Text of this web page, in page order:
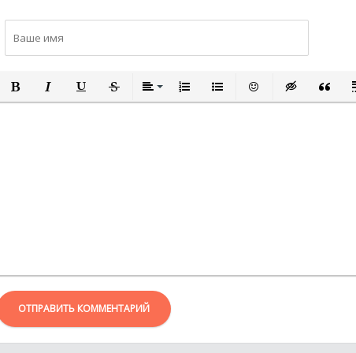
ПОЛУЖИРНЫЙ
КУРСИВПОДЧЕРКНУТЫЙ
ЗАЧЕРКНУТЫЙВЫРАВНИВАНИЕ
НУМЕРОВАННЫЙ СПИСОК
МАРКИРОВАННЫЙ
ВСТАВИТЬВСТАВКА
ОТПРАВИТЬ КОММЕНТАРИЙ